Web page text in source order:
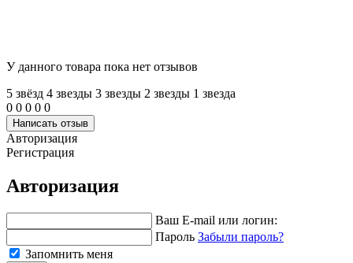
У данного товара пока нет отзывов
5 звёзд 4 звeзды 3 звeзды 2 звeзды 1 звeзда
0 0 0 0 0
Написать отзыв
Авторизация
Регистрация
Авторизация
Ваш E-mail или логин:
Пароль Забыли пароль?
Запомнить меня